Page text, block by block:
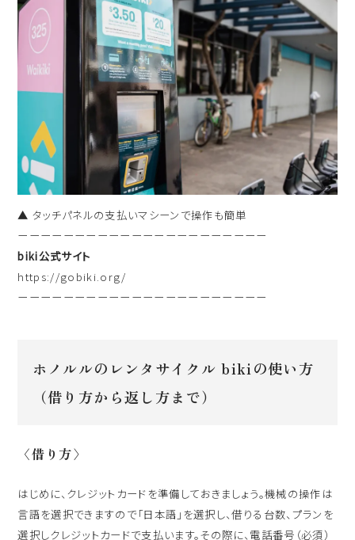
▲ タッチパネルの支払いマシーンで操作も簡単
ーーーーーーーーーーーーーーーーーーーーーー
biki公式サイト
https://gobiki.org/
ーーーーーーーーーーーーーーーーーーーーーー
ホノルルのレンタサイクル bikiの使い方
（借り方から返し方まで）
〈借り方〉
はじめに、クレジットカードを準備しておきましょう。機械の操作は
言語を選択できますので「日本語」を選択し、借りる台数、プランを
選択しクレジットカードで支払います。その際に、電話番号（必須）